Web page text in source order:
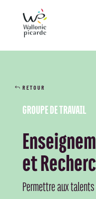
RETOUR
GROUPE DE TRAVAIL
et
Permettre aux talents